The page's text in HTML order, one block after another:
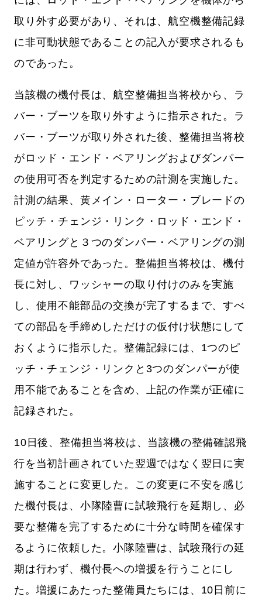
取り外す必要があり、それは、航空機整備記録
に非可動状態であることの記入が要求されるも
のであった。
当該機の機付長は、航空整備担当将校から、ラ
バー・ブーツを取り外すように指示された。ラ
バー・ブーツが取り外された後、整備担当将校
がロッド・エンド・ベアリングおよびダンパー
の使用可否を判定するための計測を実施した。
計測の結果、黄メイン・ローター・ブレードの
ピッチ・チェンジ・リンク・ロッド・エンド・
ベアリングと３つのダンパー・ベアリングの測
定値が許容外であった。整備担当将校は、機付
長に対し、ワッシャーの取り付けのみを実施
し、使用不能部品の交換が完了するまで、すべ
ての部品を手締めしただけの仮付け状態にして
おくように指示した。整備記録には、1つのピ
ッチ・チェンジ・リンクと3つのダンパーが使
用不能であることを含め、上記の作業が正確に
記録された。
10日後、整備担当将校は、当該機の整備確認飛
行を当初計画されていた翌週ではなく翌日に実
施することに変更した。この変更に不安を感じ
た機付長は、小隊陸曹に試験飛行を延期し、必
要な整備を完了するために十分な時間を確保す
るように依頼した。小隊陸曹は、試験飛行の延
期は行わず、機付長への増援を行うことにし
た。増援にあたった整備員たちには、10日前に